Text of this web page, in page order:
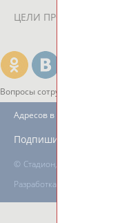
ЦЕЛИ ПРОЕКТА
Вопросы сотрудничества и
© Стадион, 1998-2026
Разработка и поддержка ООО
Адресов в новостной рассылке:
Подпишись